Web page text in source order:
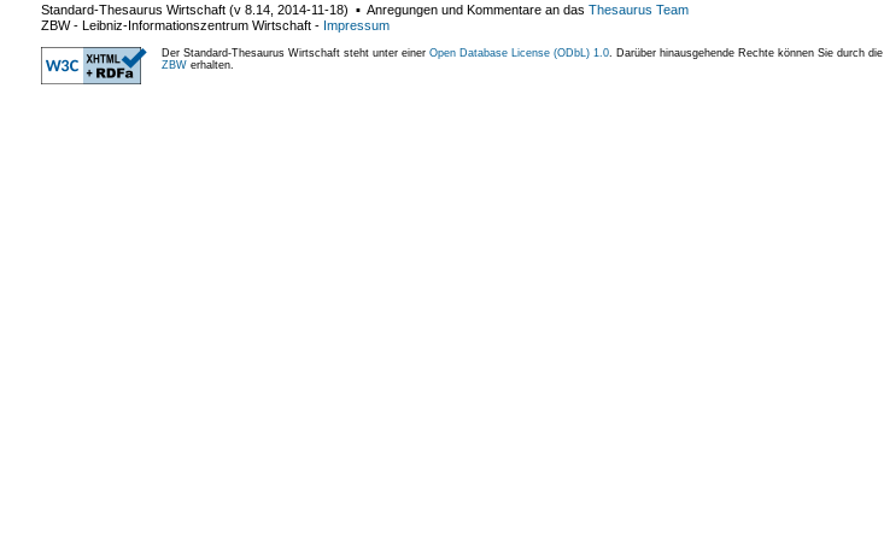
Standard-Thesaurus Wirtschaft (v 8.14 2014-11-18) ▪ Anregungen und Kommentare an das Thesaurus Team
ZBW - Leibniz-Informationszentrum Wirtschaft - Impressum
Der Standard-Thesaurus Wirtschaft steht unter einer Open Database License (ODbL) 1.0 . Darüber hinausgehende Rechte können Sie durch die
ZBW erhalten.